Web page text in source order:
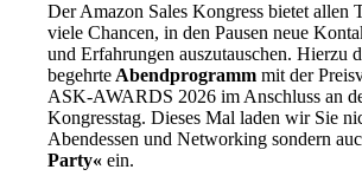
Der Amazon Sales Kongress bietet allen
viele Chancen, in den Pausen neue
und Erfahrungen auszutauschen. Hierzu
begehrte Abendprogramm mit der
ASK-AWARDS 2026 im Anschluss an
Kongresstag. Dieses Mal laden wir Sie
Abendessen und Networking sondern
Party«ein.